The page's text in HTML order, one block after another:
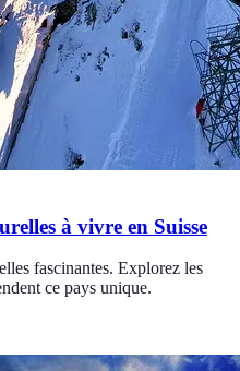
à vivre en Suisse
fascinantes. Explorez les
ce pays unique.